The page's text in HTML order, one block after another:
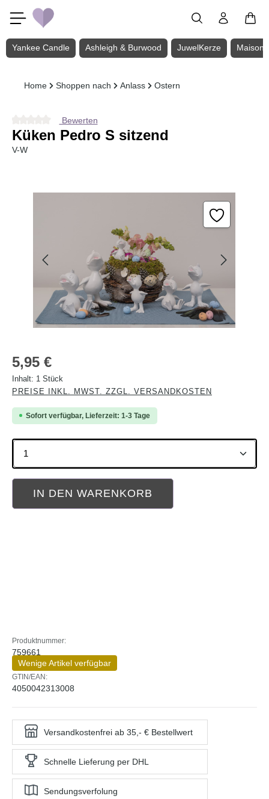
Zum Hauptinhalt springen
Yankee Candle Ashleigh & Burwood JuwelKerze Maison
Home Shoppen nach Anlass Ostern
Durchschnittliche Bewertung von 0 von 5 Sternen
Bewerten
Küken Pedro S sitzend
V-W
Regulärer Preis:
5,95 €
Inhalt: 1 Stück
PREISE INKL. MWST. ZZGL. VERSANDKOSTEN
Sofort verfügbar, Lieferzeit: 1-3 Tage
Produkt Anzahl: Gib den gewünschten Wert ein
IN DEN WARENKORB
Produktnummer:
759661
Wenige Artikel verfügbar
GTIN/EAN:
4050042313008
Versandkostenfrei ab 35,- € Bestellwert
Schnelle Lieferung per DHL
Sendungsverfolung